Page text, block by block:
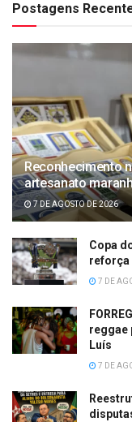
Postagens
Reconhecimento
artesanato
7 DE AGOSTO DE 2026
Copa
reforça
7 DE
reggae
Luís
7 DE